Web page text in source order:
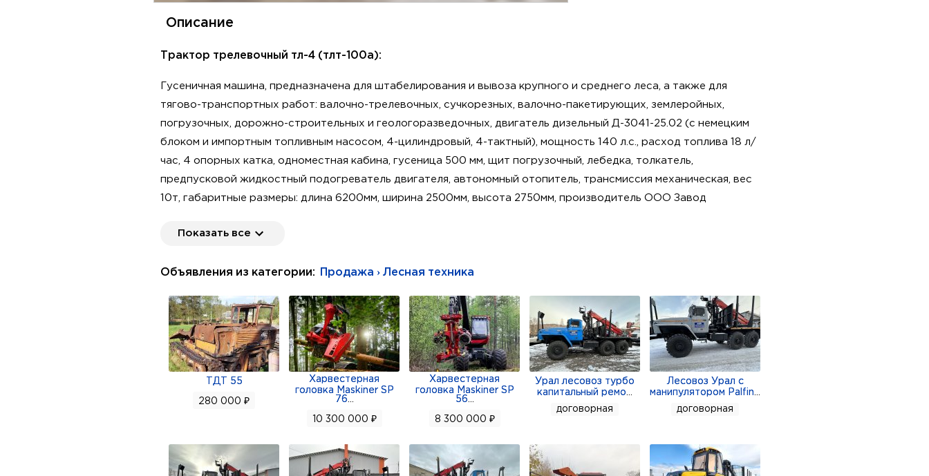
Описание
Трактор трелевочный тл-4 (тлт-100а):
Гусеничная машина, предназначена для штабелирования и вывоза крупного и среднего леса, а также для
тягово-транспортных работ: валочно-трелевочных, сучкорезных, валочно-пакетирующих, землеройных,
погрузочных, дорожно-строительных и геологоразведочных, двигатель дизельный Д-3041-25.02 (с немецким
блоком и импортным топливным насосом, 4-цилиндровый, 4-тактный), мощность 140 л.с., расход топлива 18 л/
час, 4 опорных катка, одноместная кабина, гусеница 500 мм, щит погрузочный, лебедка, толкатель,
предпусковой жидкостный подогреватель двигателя, автономный отопитель, трансмиссия механическая, вес
10т, габаритные размеры: длина 6200мм, ширина 2500мм, высота 2750мм, производитель ООО Завод
Показать все
Объявления из категории: Продажа › Лесная техника
ТДТ 55
280 000 ₽
Харвестерная
головка Maskiner SP
76
10 300 000 ₽
Харвестерная
головка Maskiner SP
56
8 300 000 ₽
Урал лесовоз турбо
капитальный ремо
договорная
Лесовоз Урал с
манипулятором Palfin
договорная